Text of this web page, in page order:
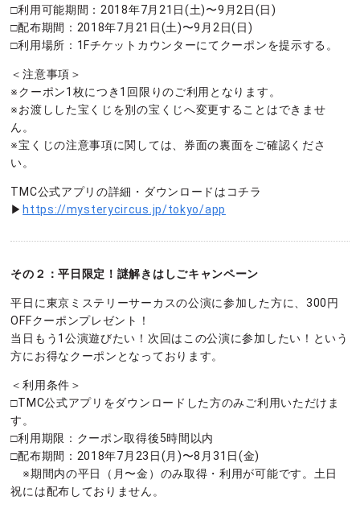
□利用可能期間：2018年7月21日(土)〜9月2日(日)
□配布期間：2018年7月21日(土)〜9月2日(日)
□利用場所：1Fチケットカウンターにてクーポンを提示する。
＜注意事項＞
※クーポン1枚につき1回限りのご利用となります。
※お渡しした宝くじを別の宝くじへ変更することはできませ
ん。
※宝くじの注意事項に関しては、券面の裏面をご確認くださ
い。
TMC公式アプリの詳細・ダウンロードはコチラ
▶ https://mysterycircus.jp/tokyo/app
その２：平日限定！謎解きはしごキャンペーン
平日に東京ミステリーサーカスの公演に参加した方に、300円
OFFクーポンプレゼント！
当日もう1公演遊びたい！次回はこの公演に参加したい！という
方にお得なクーポンとなっております。
＜利用条件＞
□TMC公式アプリをダウンロードした方のみご利用いただけま
す。
□利用期限：クーポン取得後5時間以内
□配布期間：2018年7月23日(月)〜8月31日(金)
※期間内の平日（月〜金）のみ取得・利用が可能です。土日
祝には配布しておりません。